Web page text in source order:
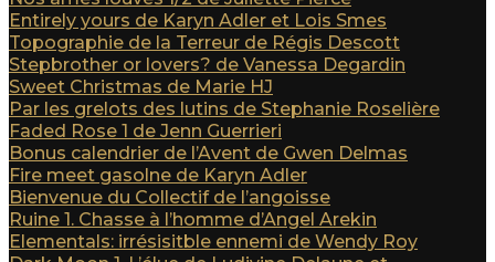
Entirely yours de Karyn Adler et Lois Smes
Topographie de la Terreur de Régis Descott
Stepbrother or lovers? de Vanessa Degardin
Sweet Christmas de Marie HJ
Par les grelots des lutins de Stephanie Roselière
Faded Rose 1 de Jenn Guerrieri
Bonus calendrier de l’Avent de Gwen Delmas
Fire meet gasolne de Karyn Adler
Bienvenue du Collectif de l’angoisse
Ruine 1. Chasse à l’homme d’Angel Arekin
Elementals: irrésisitble ennemi de Wendy Roy